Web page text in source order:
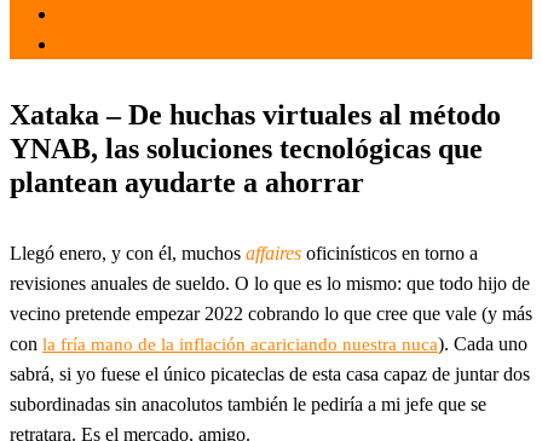
Xataka – De huchas virtuales al método
YNAB, las soluciones tecnológicas que
plantean ayudarte a ahorrar
Llegó enero, y con él, muchos affaires oficinísticos en torno a
revisiones anuales de sueldo. O lo que es lo mismo: que todo hijo de
vecino pretende empezar 2022 cobrando lo que cree que vale (y más
con la fría mano de la inflación acariciando nuestra nuca). Cada uno
sabrá, si yo fuese el único picateclas de esta casa capaz de juntar dos
subordinadas sin anacolutos también le pediría a mi jefe que se
retratara. Es el mercado, amigo.